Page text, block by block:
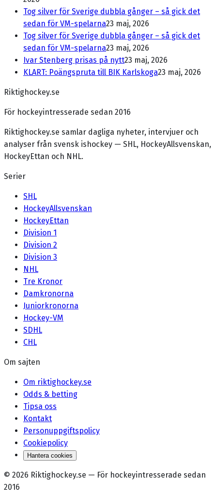
Tog silver för Sverige dubbla gånger – så gick det
sedan för VM-spelarna23 maj, 2026
Tog silver för Sverige dubbla gånger – så gick det
sedan för VM-spelarna23 maj, 2026
Ivar Stenberg prisas på nytt23 maj, 2026
KLART: Poängspruta till BIK Karlskoga23 maj, 2026
Riktighockey.se
För hockeyintresserade sedan 2016
Riktighockey.se samlar dagliga nyheter, intervjuer och
analyser från svensk ishockey — SHL, HockeyAllsvenskan,
HockeyEttan och NHL.
Serier
SHL
HockeyAllsvenskan
HockeyEttan
Division 1
Division 2
Division 3
NHL
Tre Kronor
Damkronorna
Juniorkronorna
Hockey-VM
SDHL
CHL
Om sajten
Om riktighockey.se
Odds & betting
Tipsa oss
Kontakt
Personuppgiftspolicy
Cookiepolicy
Hantera cookies
© 2026 Riktighockey.se — För hockeyintresserade sedan
2016